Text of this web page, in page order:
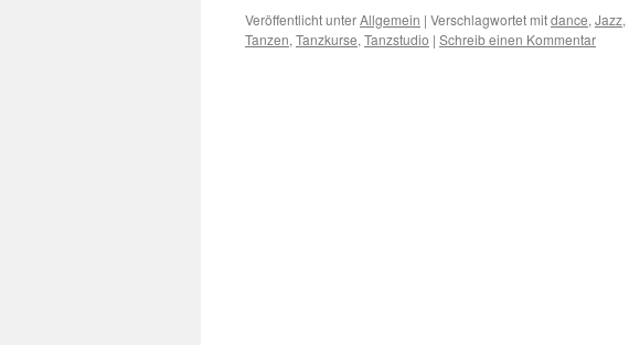
Veröffentlicht unterAllgemein | Verschlagwortet mitdance, Jazz,
Tanzen, Tanzkurse, Tanzstudio | Schreib einen Kommentar